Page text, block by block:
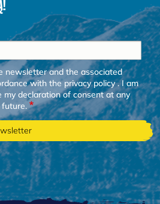
newsletter and the associated
with theprivacy policy. I am
declaration of consent at any